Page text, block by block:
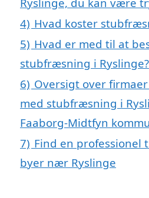
4) Hvad koster
5) Hvad er med til at
stubfræsning i Ryslinge?
6) Oversigt over
med stubfræsning i
Faaborg-Midtfyn
7) Find en
byer nær Ryslinge